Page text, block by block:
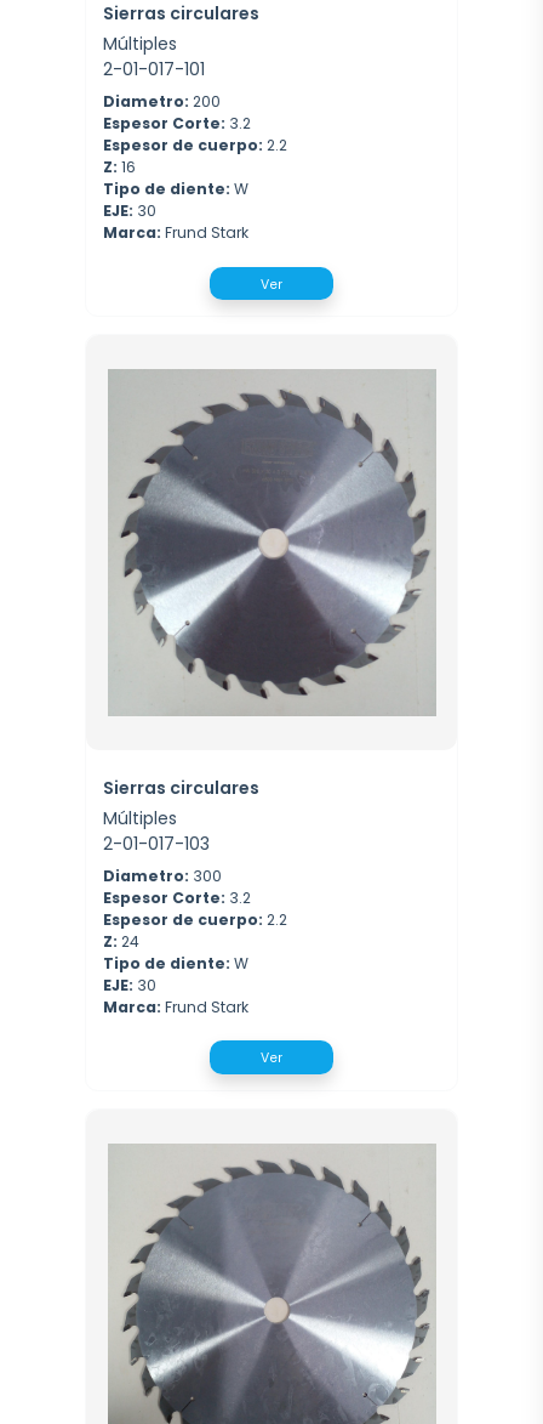
Sierras circulares
Múltiples
2-01-017-101
Diametro: 200
Espesor Corte: 3.2
Espesor de cuerpo: 2.2
Z: 16
Tipo de diente: W
EJE: 30
Marca: Frund Stark
Ver
Sierras circulares
Múltiples
2-01-017-103
Diametro: 300
Espesor Corte: 3.2
Espesor de cuerpo: 2.2
Z: 24
Tipo de diente: W
EJE: 30
Marca: Frund Stark
Ver